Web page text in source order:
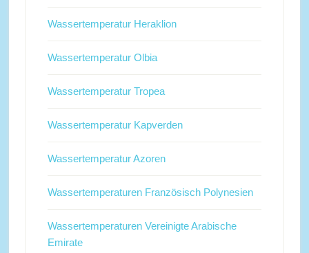
Wassertemperatur Heraklion
Wassertemperatur Olbia
Wassertemperatur Tropea
Wassertemperatur Kapverden
Wassertemperatur Azoren
Wassertemperaturen Französisch Polynesien
Wassertemperaturen Vereinigte Arabische
Emirate